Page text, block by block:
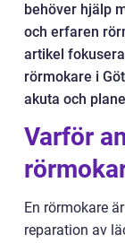
behöver hjälp
och erfaren
artikel
rörmokare i
akuta och
Varför
En rörmokare
reparation av